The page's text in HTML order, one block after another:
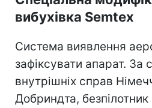
вибухівка Semtex
Система виявлення
зафіксувати апарат. За
внутрішніх справ
Добриндта,